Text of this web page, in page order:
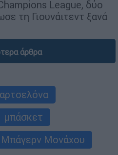
League, δύο
τη Γιουνάιτεντ ξανά
άρθρα
μπάσκετ
Μπάγερν Μονάχου